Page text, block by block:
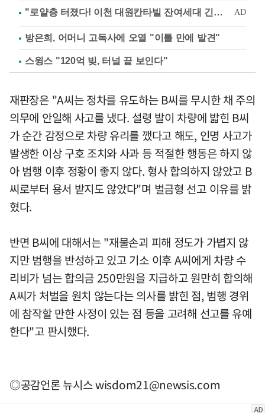
방은희, 어머니 고독사에 오열 "이틀 만에 발견"
스윙스 "120억 빚, 터널 끝 보인다"
재판장은 "A씨는 정차를 유도하는 B씨를 무시한 채 주의
의무에 안일해 사고를 냈다. 설령 발이 차량에 밟힌 B씨
가 순간 감정으로 차량 유리를 깼다고 해도, 인명 사고가
발생한 이상 구호 조치와 사과 등 적절한 행동은 하지 않
아 범행 이후 정황이 좋지 않다. 형사 합의하지 않았고 B
씨로부터 용서 받지도 않았다"며 벌금형 선고 이유를 밝
혔다.
반면 B씨에 대해서는 "재물손괴 피해 정도가 가볍지 않
지만 범행을 반성하고 있고 기소 이후 A씨에게 차량 수
리비가 넘는 합의금 250만원을 지급하고 원만히 합의해
A씨가 처벌을 원치 않는다는 의사를 밝힌 점, 범행 경위
에 참작할 만한 사정이 있는 점 등을 고려해 선고를 유예
한다"고 판시했다.
◎공감언론 뉴시스wisdom21@newsis.com